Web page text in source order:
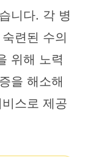
니다. 각 병
련된 수의
위해 노력
을 해소해
스로 제공